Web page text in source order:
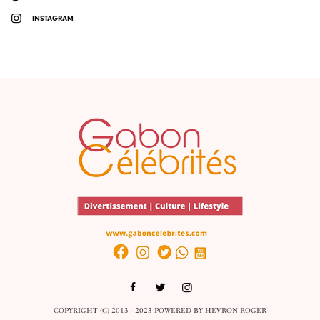
INSTAGRAM
COPYRIGHT (C) 2013 - 2023 POWERED BYHEVRON ROGER